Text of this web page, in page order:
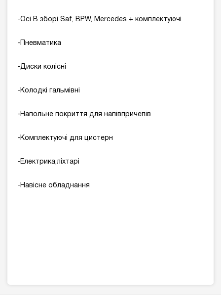
-Осі В зборі Saf, BPW, Mercedes + комплектуючі
-Пневматика
-Диски колісні
-Колодкі гальмівні
-Напольне покриття для напівпричепів
-Комплектуючі для цистерн
-Електрика,ліхтарі
-Навісне обладнання